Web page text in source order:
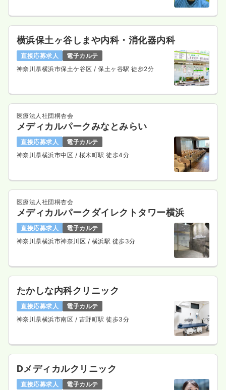
横浜保土ヶ谷しまや内科・消化器内科
直接応募求人
電子カルテ
神奈川県横浜市保土ケ谷区 / 保土ヶ谷駅 徒歩2分
医療法人社団桐杏会
メディカルパークみなとみらい
直接応募求人
電子カルテ
神奈川県横浜市中区 / 桜木町駅 徒歩4分
医療法人社団桐杏会
メディカルパークダイレクトタワー横浜
直接応募求人
電子カルテ
神奈川県横浜市神奈川区 / 横浜駅 徒歩3分
たかしな内科クリニック
直接応募求人
電子カルテ
神奈川県横浜市南区 / 吉野町駅 徒歩3分
Dメディカルクリニック
直接応募求人 電子カルテ